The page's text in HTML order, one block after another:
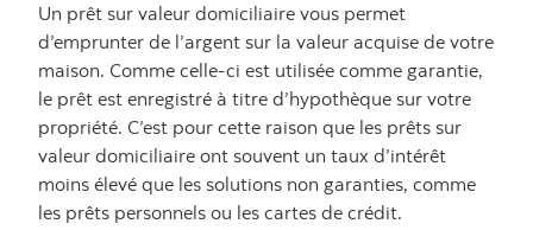
Un prêt sur valeur domiciliaire vous permet
d’emprunter de l’argent sur la valeur acquise de votre
maison. Comme celle-ci est utilisée comme garantie,
le prêt est enregistré à titre d’hypothèque sur votre
propriété. C’est pour cette raison que les prêts sur
valeur domiciliaire ont souvent un taux d’intérêt
moins élevé que les solutions non garanties, comme
les prêts personnels ou les cartes de crédit.